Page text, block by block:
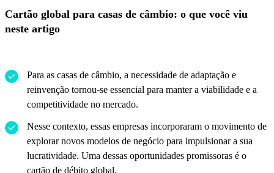
Cartão global para casas de câmbio: o que você viu
neste artigo
Para as casas de câmbio, a necessidade de adaptação e
reinvenção tornou-se essencial para manter a viabilidade e a
competitividade no mercado.
Nesse contexto, essas empresas incorporaram o movimento de
explorar novos modelos de negócio para impulsionar a sua
lucratividade. Uma dessas oportunidades promissoras é o
cartão de débito global.